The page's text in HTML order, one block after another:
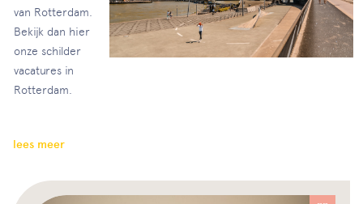
van Rotterdam.
Bekijk dan hier
onze schilder
vacatures in
Rotterdam.
lees meer